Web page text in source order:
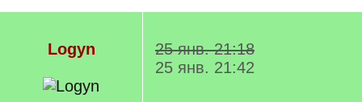
Logyn
25 янв. 21:18
25 янв. 21:42